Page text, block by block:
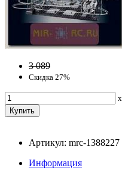
3 089
Скидка 27%
x
Артикул: mrc-1388227
Информация